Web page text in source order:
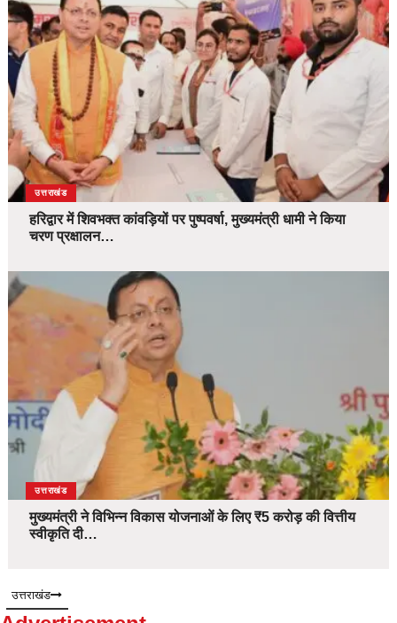
उत्तराखंड
हरिद्वार में शिवभक्त कांवड़ियों पर पुष्पवर्षा, मुख्यमंत्री धामी ने किया
चरण प्रक्षालन…
उत्तराखंड
मुख्यमंत्री ने विभिन्न विकास योजनाओं के लिए ₹5 करोड़ की वित्तीय
स्वीकृति दी…
उत्तराखंड